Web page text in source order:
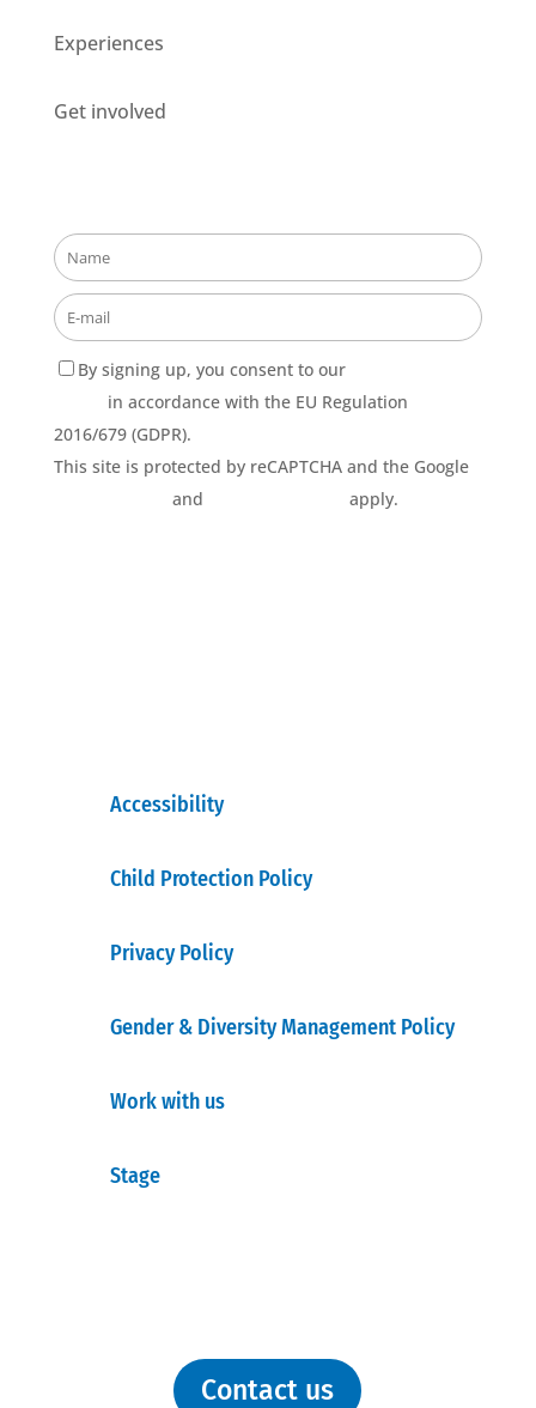
Experiences
Get involved
By signing up, you consent to our
in accordance with the EU Regulation
2016/679 (GDPR).
This site is protected by reCAPTCHA and the Google
and apply.
Accessibility
Child Protection Policy
Privacy Policy
Gender & Diversity Management Policy
Work with us
Stage
Contact us